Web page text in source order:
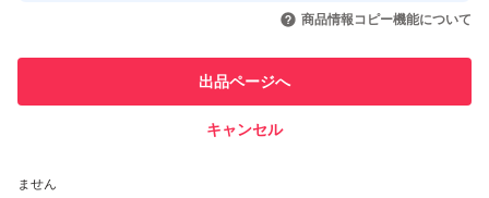
引を完了させた実績があります
での取引実績があります
ません
商品情報コピー機能について
出品ページへ
キャンセル